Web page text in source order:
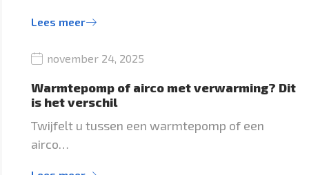
Lees meer
november 24, 2025
Warmtepomp of airco met verwarming? Dit
is het verschil
Twijfelt u tussen een warmtepomp of een
airco…